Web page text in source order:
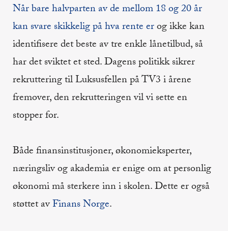
Når bare halvparten av de mellom 18 og 20 år
kan svare skikkelig på hva rente erog ikke kan
identifisere det beste av tre enkle lånetilbud, så
har det sviktet et sted. Dagens politikk sikrer
rekruttering til Luksusfellen på TV3 i årene
fremover, den rekrutteringen vil vi sette en
stopper for.
Både finansinstitusjoner, økonomieksperter,
næringsliv og akademia er enige om at personlig
økonomi må sterkere inn i skolen. Dette er også
støttet avFinans Norge.